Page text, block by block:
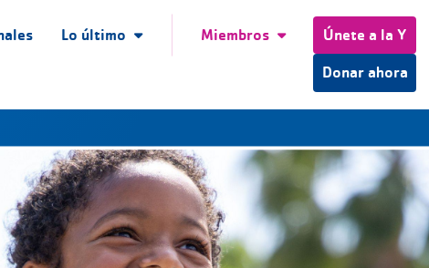
Lo último Miembros Únete a la Y
Donar ahora